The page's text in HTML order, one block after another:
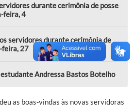
durante cerimônia de posse
feira, 4
servidores durante cerimônia de
feira, 27
estudante Andressa Bastos Botelho
as boas-vindas às novas servidoras